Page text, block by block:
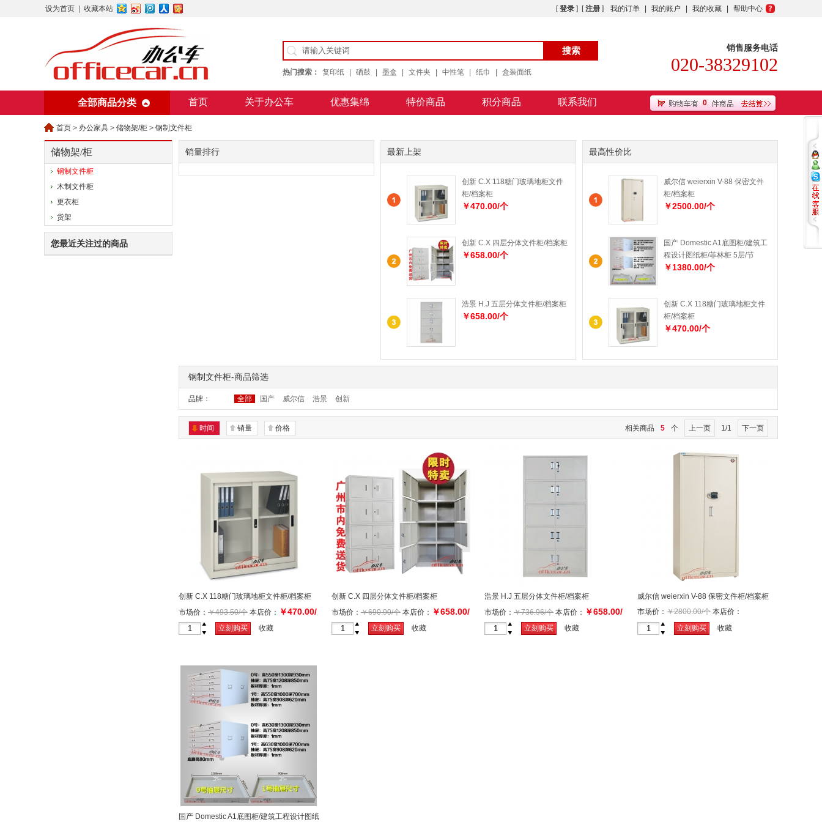
设为首页 收藏本站 [登录 ] [注册 ] 我的订单 我的账户 我的收藏 帮助中心
热门搜索： 复印纸 硒鼓 墨盒 文件夹 中性笔 纸巾 盒装面纸
销售服务电话
020-38329102
全部商品分类 首页 关于办公车 优惠集绵 特价商品 积分商品 联系我们
美术用纸
0
首页 > 办公家具 > 储物架/柜 > 钢制文件柜
储物架/柜
钢制文件柜
木制文件柜
更衣柜
货架
您最近关注过的商品
销量排行 最新上架
创新 C.X 118糖门玻璃地柜文件
柜/档案柜
￥470.00/个
创新 C.X 四层分体文件柜/档案柜
￥658.00/个
浩景 H.J 五层分体文件柜/档案柜
￥658.00/个
最高性价比
威尔信 weierxin V-88 保密文件
柜/档案柜
￥2500.00/个
国产 Domestic A1底图柜/建筑工
程设计图纸柜/菲林柜 5层/节
￥1380.00/个
创新 C.X 118糖门玻璃地柜文件
柜/档案柜
￥470.00/个
钢制文件柜-商品筛选
品牌： 全部 国产 威尔信 浩景 创新
时间 销量 价格 相关商品 5 个 上一页 1/1 下一页
创新 C.X 118糖门玻璃地柜文件柜/档案柜
市场价： ￥493.50/个 本店价： ￥470.00/
-
立刻购买 收藏
创新 C.X 四层分体文件柜/档案柜
市场价： ￥690.90/个 本店价： ￥658.00/
-
立刻购买 收藏
浩景 H.J 五层分体文件柜/档案柜
市场价： ￥736.96/个 本店价： ￥658.00/
-
立刻购买 收藏
威尔信 weierxin V-88 保密文件柜/档案柜
市场价： ￥2800.00/个 本店价：
￥2500.00/个
-
立刻购买 收藏
国产 Domestic A1底图柜/建筑工程设计图纸